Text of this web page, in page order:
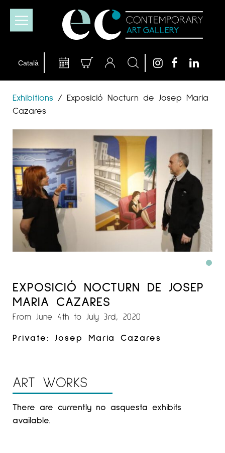
Exhibitions / Exposició Nocturn de Josep Maria
Cazares
EXPOSICIÓ NOCTURN DE JOSEP
MARIA CAZARES
From June 4th to July 3rd, 2020
Private: Josep Maria Cazares
ART WORKS
There are currently no asquesta exhibits
available.